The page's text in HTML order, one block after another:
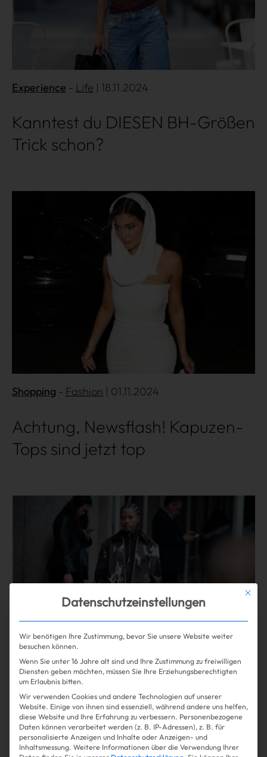
Experience Life | 18.11.2024
Kanntest du DIESEN BH-Größen
Trick schon?
Shopping Fashion | 01.11.2024
Achtung, Newsflash! Kapuzen-
Tops sind jetzt top
Shopping Fashion| 31.10.2024
Gefellt uns: Kuh ist das neue It-
Mit
Datenschutzeinstellungen
Wir benötigen Ihre Zustimmung, bevor Sie unsere Website weiter
besuchen können.
Wenn Sie unter 16 Jahre alt sind und Ihre Zustimmung zu freiwilligen
Diensten geben möchten, müssen Sie Ihre Erziehungsberechtigten
um Erlaubnis bitten.
Wir verwenden Cookies und andere Technologien auf unserer
Website. Einige von ihnen sind essenziell, während andere uns helfen,
diese Website und Ihre Erfahrung zu verbessern. Personenbezogene
Daten können verarbeitet werden (z. B. IP-Adressen), z. B. für
personalisierte Anzeigen und Inhalte oder Anzeigen- und
Inhaltsmessung. Weitere Informationen über die Verwendung Ihrer